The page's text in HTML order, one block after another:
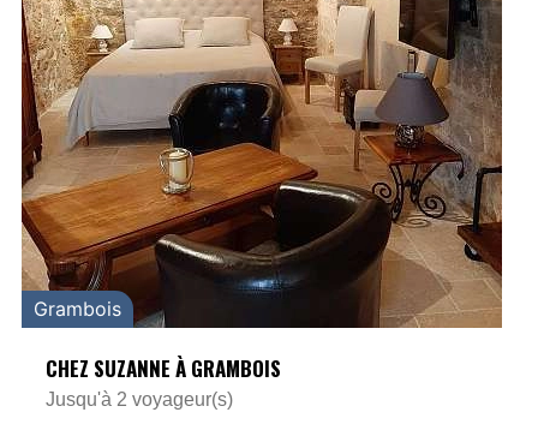
Grambois
CHEZ SUZANNE À GRAMBOIS
Jusqu'à 2 voyageur(s)